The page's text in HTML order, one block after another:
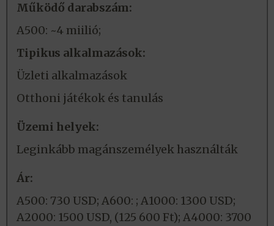
Működő darabszám:
A500: ~4 miilió;
Tipikus alkalmazások:
Üzleti alkalmazások
Otthoni játékok és tanulás
Üzemi helyek:
Leginkább magánszemélyek használták
Ár:
A500: 730 USD; A600: ; A1000: 1300 USD;
A2000: 1500 USD, (125 600 Ft); A4000: 3700